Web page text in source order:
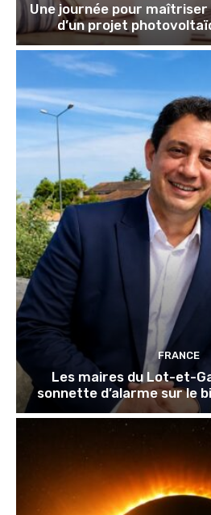
Une journée pour
d’un projet
FRANCE
Les maires du Lot-et-
sonnette d’alarme sur le